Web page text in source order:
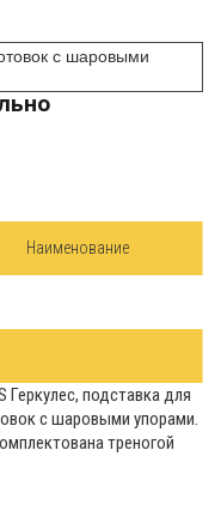
Наименование
Геркулес, подставка для
с шаровыми упорами.
треногой